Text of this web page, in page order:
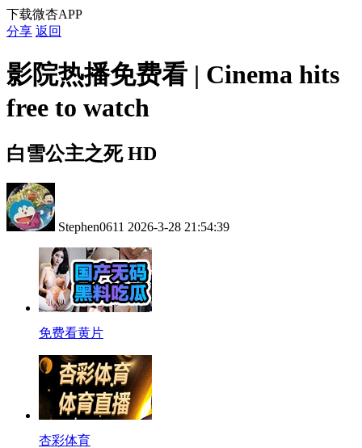
下载微杏APP
分享 返回
影院热播免费看 | Cinema hits
free to watch
白雪公主之死 HD
Stephen0611 2026-3-28 21:54:39
免费看黄片
杏彩体育